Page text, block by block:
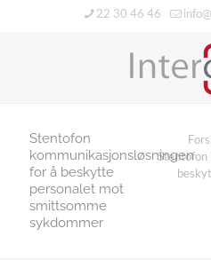
22 30 46 46
Stentofon
kommunikasjonsløsningen
for å beskytte
personalet mot
smittsomme
sykdommer
Stentofon